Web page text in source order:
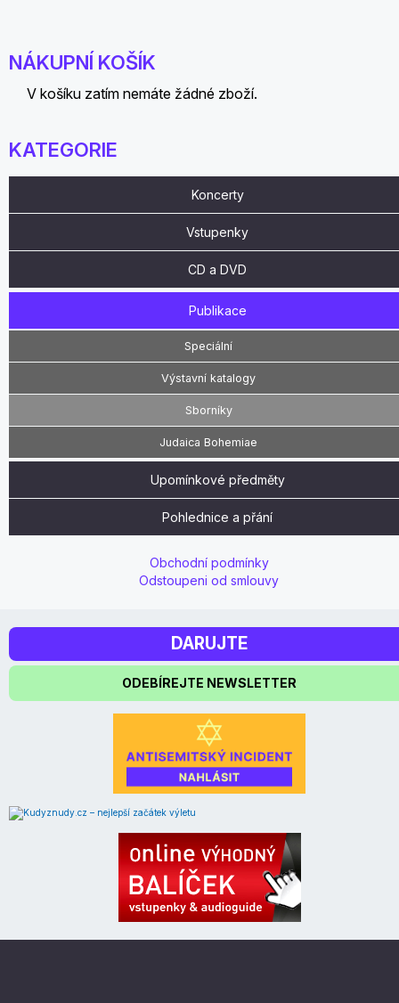
NÁKUPNÍ KOŠÍK
V košíku zatím nemáte žádné zboží.
KATEGORIE
Koncerty
Vstupenky
CD a DVD
Publikace
Speciální
Výstavní katalogy
Sborníky
Judaica Bohemiae
Upomínkové předměty
Pohlednice a přání
Obchodní podmínky
Odstoupeni od smlouvy
DARUJTE
ODEBÍREJTE NEWSLETTER